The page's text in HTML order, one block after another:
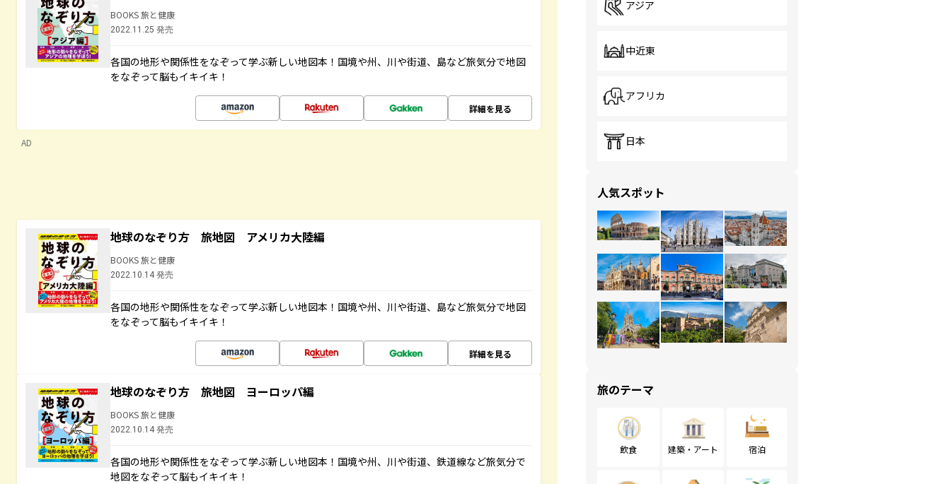
BOOKS 旅と健康
2022.11.25 発売
各国の地形や関係性をなぞって学ぶ新しい地図本！国境や州、川や街道、島など旅気分で地図
をなぞって脳もイキイキ！
詳細を見る
AD
地球のなぞり方 旅地図 アメリカ大陸編
BOOKS 旅と健康
2022.10.14 発売
各国の地形や関係性をなぞって学ぶ新しい地図本！国境や州、川や街道、島など旅気分で地図
をなぞって脳もイキイキ！
詳細を見る
地球のなぞり方 旅地図 ヨーロッパ編
BOOKS 旅と健康
2022.10.14 発売
各国の地形や関係性をなぞって学ぶ新しい地図本！国境や州、川や街道、鉄道線など旅気分で
地図をなぞって脳もイキイキ！
アジア
中近東
アフリカ
日本
人気スポット
旅のテーマ
飲食 建築・アート 宿泊